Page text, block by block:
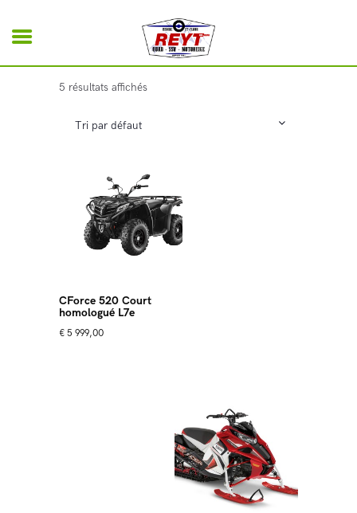
Quads
Equipements et Accessoires
Reyt Motoculture
5 résultats affichés
CForce 520 Court
homologué L7e
€ 5 999,00